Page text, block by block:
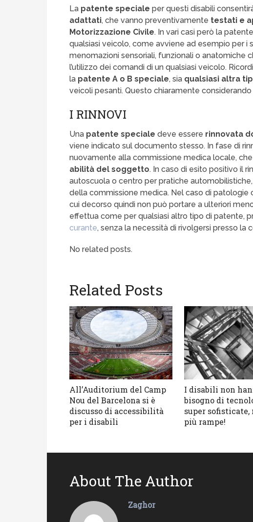
La patente specialeper questi disabili
adattati, che vanno preventivamente testati e
Motorizzazione Civile. In vari casi però la
qualsiasi veicolo, come avviene ad esempio per
menomazioni sensoriali, funzionali o anatomiche
l’utilizzo dei comandi di un qualsiasi veicolo.
la patente A o B speciale, sia qualsiasi altra
veicoli pesanti. Questo chiaramente
I RINNOVI
Una patente speciale deve essere rinnovata
viene indicato sul documento stesso. In fase di
nuovamente alla commissione medica locale,
abilità del soggetto. In caso di esito positivo il
autoscuola o centro per pratiche
della commissione medica. Nel caso di patologie
cui decorso quindi non può portare a ulteriori
effettua come per qualsiasi altro tipo di patente,
curante, senza la necessità di rivolgersi presso la
No related posts.
Related Posts
All’Auditorium del Camp
Nou del Barcelona si è
discusso di accessibilità
per i disabili
I disabili non
bisogno di
super sofisticate,
più rampe!
About The Author
Zaghor